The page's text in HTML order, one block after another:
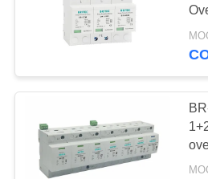
Apparaat 3
PV
4P